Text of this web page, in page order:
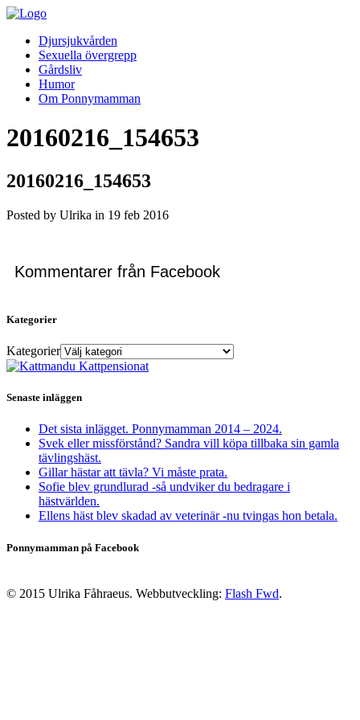
Djursjukvården
Sexuella övergrepp
Gårdsliv
Humor
Om Ponnymamman
20160216_154653
20160216_154653
Posted by Ulrika in 19 feb 2016
Kommentarer från Facebook
Kategorier
Kategorier
Senaste inläggen
Det sista inlägget. Ponnymamman 2014 – 2024.
Svek eller missförstånd? Sandra vill köpa tillbaka sin gamla
tävlingshäst.
Gillar hästar att tävla? Vi måste prata.
Sofie blev grundlurad -så undviker du bedragare i
hästvärlden.
Ellens häst blev skadad av veterinär -nu tvingas hon betala.
Ponnymamman på Facebook
© 2015 Ulrika Fåhraeus. Webbutveckling: Flash Fwd.